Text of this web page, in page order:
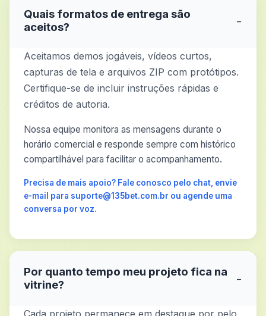
Quais formatos de entrega são
aceitos?
−
Aceitamos demos jogáveis, vídeos curtos,
capturas de tela e arquivos ZIP com protótipos.
Certifique-se de incluir instruções rápidas e
créditos de autoria.
Nossa equipe monitora as mensagens durante o
horário comercial e responde sempre com histórico
compartilhável para facilitar o acompanhamento.
Precisa de mais apoio? Fale conosco pelo chat, envie
e-mail para suporte@135bet.com.br ou agende uma
conversa por voz.
Por quanto tempo meu projeto fica na
vitrine?
−
Cada projeto permanece em destaque por pelo